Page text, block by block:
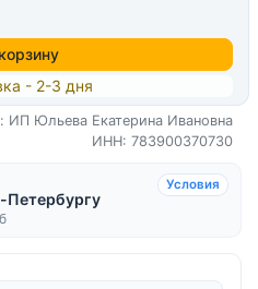
- 2-3 дня
ИП Юльева Екатерина Ивановна
ИНН: 783900370730
Петербургу
Условия